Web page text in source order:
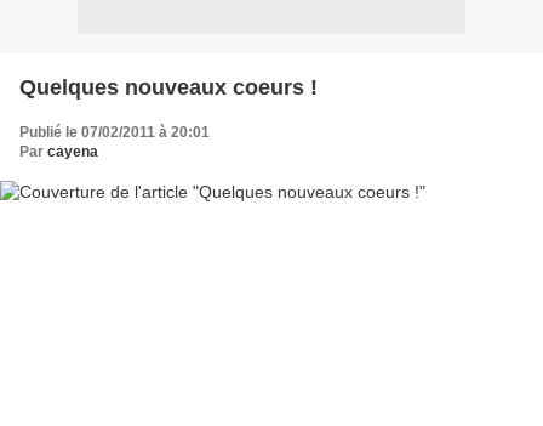
Quelques nouveaux coeurs !
Publié le 07/02/2011 à 20:01
Par cayena